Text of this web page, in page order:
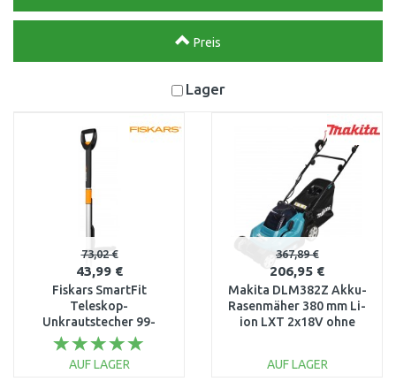
Preis
Lager
73,02 €
43,99 €
Fiskars SmartFit
Teleskop-
Unkrautstecher 99-
119cm 1020125
AUF LAGER
367,89 €
206,95 €
Makita DLM382Z Akku-
Rasenmäher 380 mm Li-
ion LXT 2x18V ohne
AUF LAGER